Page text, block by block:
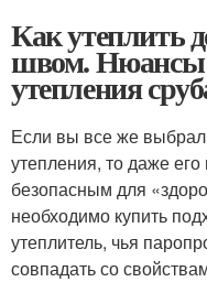
Как утеплить
швом. Нюансы
утепления
Если вы все же
утепления, то даже
безопасным для
необходимо купить
утеплитель, чья
совпадать со